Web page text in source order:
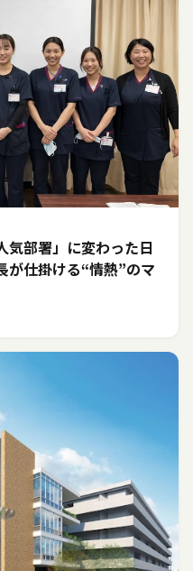
部署」に変わった日――
が仕掛ける“情熱”のマ